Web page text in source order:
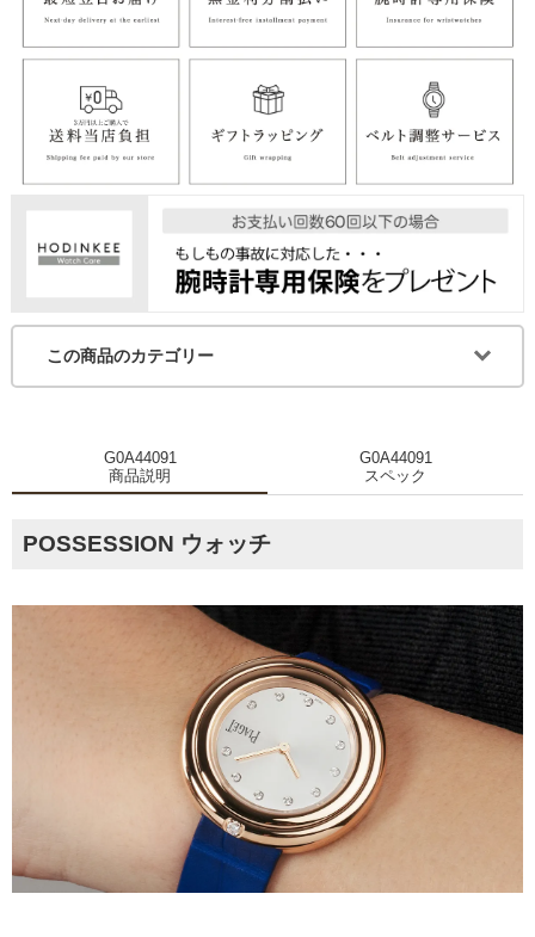
この商品のカテゴリー
G0A44091
商品説明
G0A44091
スペック
POSSESSION ウォッチ